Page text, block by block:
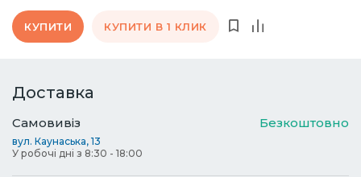
КУПИТИ КУПИТИ В 1 КЛИК
Доставка
Самовивіз Безкоштовно
вул. Каунаська, 13
У робочі дні з 8:30 - 18:00